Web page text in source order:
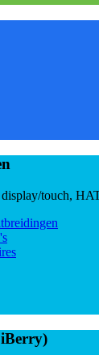
touch,